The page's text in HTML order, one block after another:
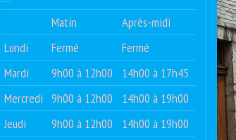
Matin
Après-midi
Lundi
Fermé
Fermé
Mardi
9h00 à 12h00
14h00 à 17h45
Mercredi 9h00 à 12h00
14h00 à 19h00
Jeudi
9h00 à 12h00
14h00 à 19h00